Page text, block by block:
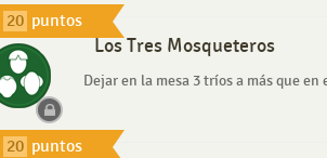
20 puntos
20 puntos
Los Tres Mosqueteros
Dejar en la mesa 3 tríos a más que